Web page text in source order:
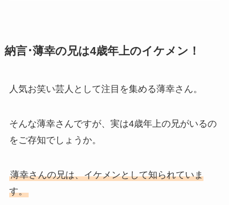
納言･薄幸の兄は4歳年上のイケメン！
人気お笑い芸人として注目を集める薄幸さん。
そんな薄幸さんですが、実は4歳年上の兄がいるの
をご存知でしょうか。
薄幸さんの兄は、イケメンとして知られていま
す。